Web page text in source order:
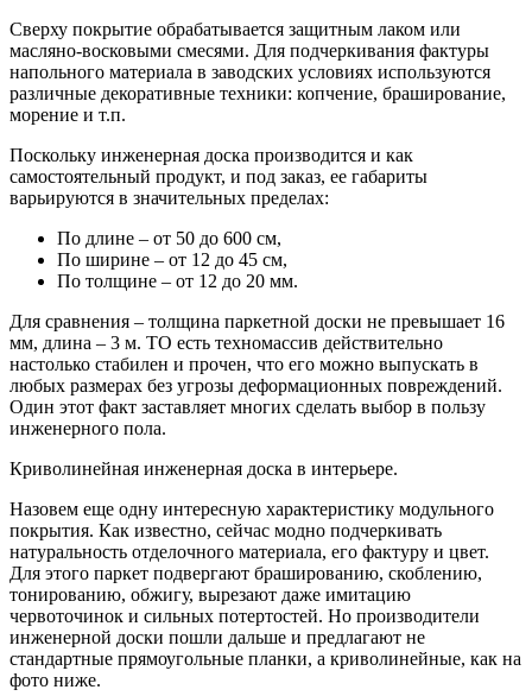
Сверху покрытие обрабатывается защитным лаком или
масляно-восковыми смесями. Для подчеркивания фактуры
напольного материала в заводских условиях используются
различные декоративные техники: копчение, браширование,
морение и т.п.
Поскольку инженерная доска производится и как
самостоятельный продукт, и под заказ, ее габариты
варьируются в значительных пределах:
По длине – от 50 до 600 см,
По ширине – от 12 до 45 см,
По толщине – от 12 до 20 мм.
Для сравнения – толщина паркетной доски не превышает 16
мм, длина – 3 м. ТО есть техномассив действительно
настолько стабилен и прочен, что его можно выпускать в
любых размерах без угрозы деформационных повреждений.
Один этот факт заставляет многих сделать выбор в пользу
инженерного пола.
Криволинейная инженерная доска в интерьере.
Назовем еще одну интересную характеристику модульного
покрытия. Как известно, сейчас модно подчеркивать
натуральность отделочного материала, его фактуру и цвет.
Для этого паркет подвергают брашированию, скоблению,
тонированию, обжигу, вырезают даже имитацию
червоточинок и сильных потертостей. Но производители
инженерной доски пошли дальше и предлагают не
стандартные прямоугольные планки, а криволинейные, как на
фото ниже.